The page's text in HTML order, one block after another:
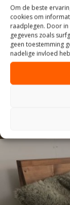
Om de beste
cookies om
raadplegen. Door
gegevens zoals
geen toestemming
nadelige invloed